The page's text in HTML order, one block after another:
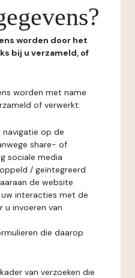
worden door het
bij u verzameld, of
worden met name
of verwerkt:
navigatie op de
share- of
sociale media
/ geïntegreerd
de website
interacties met de
u invoeren van
die daarop
van verzoeken die